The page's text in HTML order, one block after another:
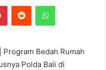
Program Bedah Rumah
Polda Bali di